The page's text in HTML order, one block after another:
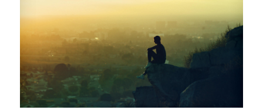
r
n
I
d
r
e
g
a
t
i
o
n